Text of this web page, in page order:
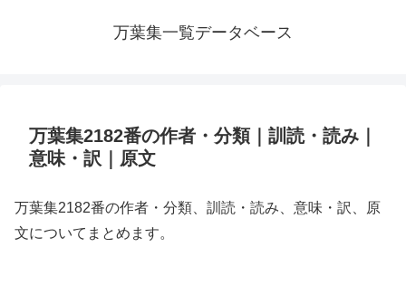
万葉集一覧データベース
万葉集2182番の作者・分類｜訓読・読み｜
意味・訳｜原文
万葉集2182番の作者・分類、訓読・読み、意味・訳、原
文についてまとめます。